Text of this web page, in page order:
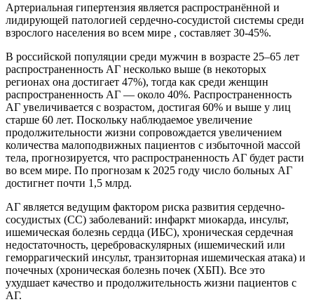
Артериальная гипертензия является распространённой и
лидирующей патологией сердечно-сосудистой системы среди
взрослого населения во всем мире , составляет 30-45%.
В российской популяции среди мужчин в возрасте 25–65 лет
распространенность АГ несколько выше (в некоторых
регионах она достигает 47%), тогда как среди женщин
распространенность АГ — около 40%. Распространенность
АГ увеличивается с возрастом, достигая 60% и выше у лиц
старше 60 лет. Поскольку наблюдаемое увеличение
продолжительности жизни сопровождается увеличением
количества малоподвижных пациентов с избыточной массой
тела, прогнозируется, что распространенность АГ будет расти
во всем мире. По прогнозам к 2025 году число больных АГ
достигнет почти 1,5 млрд.
АГ является ведущим фактором риска развития сердечно-
сосудистых (СС) заболеваний: инфаркт миокарда, инсульт,
ишемическая болезнь сердца (ИБС), хроническая сердечная
недостаточность, цереброваскулярных (ишемический или
геморрагический инсульт, транзиторная ишемическая атака) и
почечных (хроническая болезнь почек (ХБП). Все это
ухудшает качество и продолжительность жизни пациентов с
АГ.